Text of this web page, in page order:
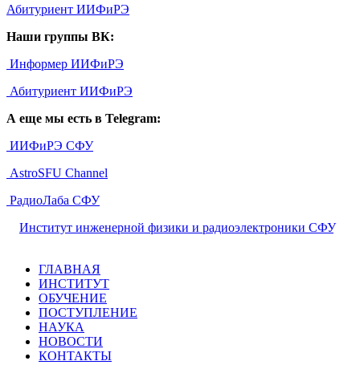
Абитуриент ИИФиРЭ
Наши группы ВК:
Информер ИИФиРЭ
Абитуриент ИИФиРЭ
А еще мы есть в Telegram:
ИИФиРЭ СФУ
AstroSFU Channel
РадиоЛаба СФУ
Институт инженерной физики и радиоэлектроники СФУ,
ГЛАВНАЯ
ИНСТИТУТ
ОБУЧЕНИЕ
ПОСТУПЛЕНИЕ
НАУКА
НОВОСТИ
КОНТАКТЫ